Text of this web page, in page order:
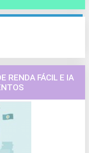
RENDA FÁCIL E IA